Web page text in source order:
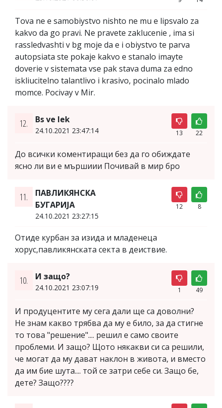
Tova ne e samobiystvo nishto ne mu e lipsvalo za
kakvo da go pravi. Ne pravete zaklucenie , ima si
rassledvashti v bg moje da e i obiystvo te parva
autopsiata ste pokaje kakvo e stanalo imayte
doverie v sistemata vse pak stava duma za edno
iskliucitelno talantlivo i krasivo, pocinalo mlado
momce. Pocivay v Mir.
12. Bs ve lek
24.10.2021 23:47:14 13 22
До всички коментиращи без да го обиждате
ясно ли ви е мършиии Почивай в мир бро
11.
ПАВЛИКЯНСКА
БУГАРИJA
24.10.2021 23:27:15
12 8
Отиде курбан за изида и младенеца
хорус,павликянската секта в деиствие.
10. И защо?
24.10.2021 23:07:19 1 49
И продуцентите му сега дали ще са доволни?
Не знам какво трябва да му е било, за да стигне
то това "решение".... решил е само своите
проблеми. И защо? Щото някакви си са решили,
че могат да му дават наклон в живота, и вместо
да им бие шута.... той се затри себе си. Защо бе,
дете? Защо????